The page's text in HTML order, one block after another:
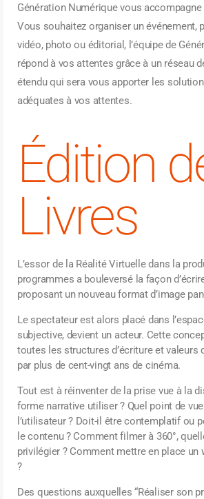
Génération Numérique vous
Vous souhaitez organiser un événement,
vidéo, photo ou éditorial, l’équipe de
répond à vos attentes grâce à un réseau
étendu qui sera vous apporter les
adéquates à vos attentes.
Édition
Livres
L’essor de la Réalité Virtuelle dans la
programmes a bouleversé la façon
proposant un nouveau format d’image
Le spectateur est alors placé dans
subjective, devient un acteur. Cette
toutes les structures d’écriture et valeurs
par plus de cent-vingt ans de cinéma.
Tout est à réinventer de la prise vue à la
forme narrative utiliser ? Quel point de
l’utilisateur ? Doit-il être contemplatif ou
le contenu ? Comment filmer à 360°,
privilégier ? Comment mettre en place
?
Des questions auxquelles “Réaliser son